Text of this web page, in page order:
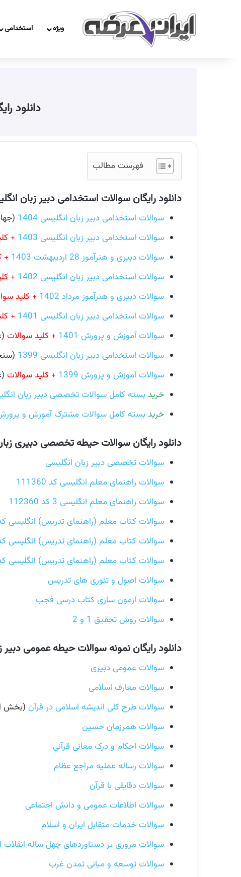
ویژه استخدامی
دانلود
فهرست مطالب
دانلود رایگان سوالات استخدامی دبیر زبان
سوالات استخدامی دبیر زبان انگلیسی 1404
سوالات استخدامی دبیر زبان انگلیسی 1403
+
سوالات دبیری و هنرآموز 28 اردیبهشت 1403
+
سوالات استخدامی دبیر زبان انگلیسی 1402
+
سوالات دبیری و هنرآموز مرداد 1402
+ کلید
سوالات استخدامی دبیر زبان انگلیسی 1401
+
سوالات آموزش و پرورش 1401
+ کلید سوالات
سوالات استخدامی دبیر زبان انگلیسی 1399
سوالات آموزش و پرورش 1399
+ کلید سوالات
خریدبسته کامل سوالات تخصصی دبیر زبان
خریدبسته کامل سوالات مشترک آموزش و
دانلود رایگان سوالات حیطه تخصصی دبیری
سوالات تخصصی دبیر زبان انگلیسی
سوالات راهنمای معلم انگلیسی کد 111360
سوالات راهنمای معلم انگلیسی 3 کد 112360
سوالات کتاب معلم (راهنمای تدریس) انگلیسی کد
سوالات کتاب معلم (راهنمای تدریس) انگلیسی کد
سوالات کتاب معلم (راهنمای تدریس) انگلیسی کد
سوالات اصول و تئوری های تدریس
سوالات آزمون سازی کتاب درسی فجب
سوالات روش تحقیق 1 و 2
دانلود رایگان نمونه سوالات حیطه عمومی دبیر
سوالات عمومی دبیری
سوالات معارف اسلامی
سوالات طرح کلی اندیشه اسلامی در قرآن (بخش
سوالات همرزمان حسین
سوالات احکام و درک معانی قرآنی
سوالات رساله عملیه مراجع عظام
سوالات دقایقی با قرآن
سوالات اطلاعات عمومی و دانش اجتماعی
سوالات خدمات متقابل ایران و اسلام
سوالات مروری بر دستاوردهای چهل ساله انقلاب
سوالات توسعه و مبانی تمدن غرب